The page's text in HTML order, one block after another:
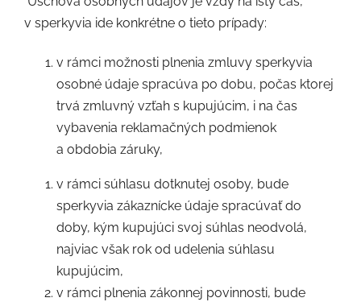
v sperkyvia ide konkrétne o tieto prípady:
v rámci možnosti plnenia zmluvy sperkyvia
osobné údaje spracúva po dobu, počas ktorej
trvá zmluvný vzťah s kupujúcim, i na čas
vybavenia reklamačných podmienok
a obdobia záruky,
v rámci súhlasu dotknutej osoby, bude
sperkyvia zákaznícke údaje spracúvať do
doby, kým kupujúci svoj súhlas neodvolá,
najviac však rok od udelenia súhlasu
kupujúcim,
v rámci plnenia zákonnej povinnosti, bude